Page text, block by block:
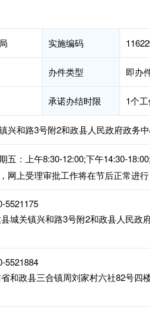
实施编码
办件类型 即办
承诺办结时限 1个
兴和路3号附2和政县人民政府政务
五：上午8:30-12:00;下午14:30-
网上受理审批工作将在节后正常进行
5521175
城关镇兴和路3号附2和政县人民政
5521884
和政县三合镇周刘家村六社82号四